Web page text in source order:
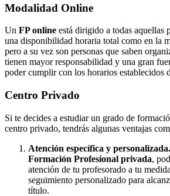
Modalidad Online
Un FP online está dirigido a todas aquellas
una disponibilidad horaria total como en la
pero a su vez son personas que saben
tienen mayor responsabilidad y una gran
poder cumplir con los horarios establecidos
Centro Privado
Si te decides a estudiar un grado de
centro privado, tendrás algunas ventajas
Atención específica y personalizada.
Formación Profesional privada,
atención de tu profesorado a tu
seguimiento personalizado para
título.